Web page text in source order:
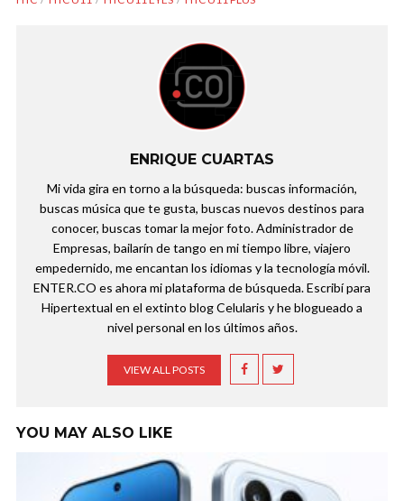
ENRIQUE CUARTAS
Mi vida gira en torno a la búsqueda: buscas información,
buscas música que te gusta, buscas nuevos destinos para
conocer, buscas tomar la mejor foto. Administrador de
Empresas, bailarín de tango en mi tiempo libre, viajero
empedernido, me encantan los idiomas y la tecnología móvil.
ENTER.CO es ahora mi plataforma de búsqueda. Escribí para
Hipertextual en el extinto blog Celularis y he blogueado a
nivel personal en los últimos años.
VIEW ALL POSTS
YOU MAY ALSO LIKE